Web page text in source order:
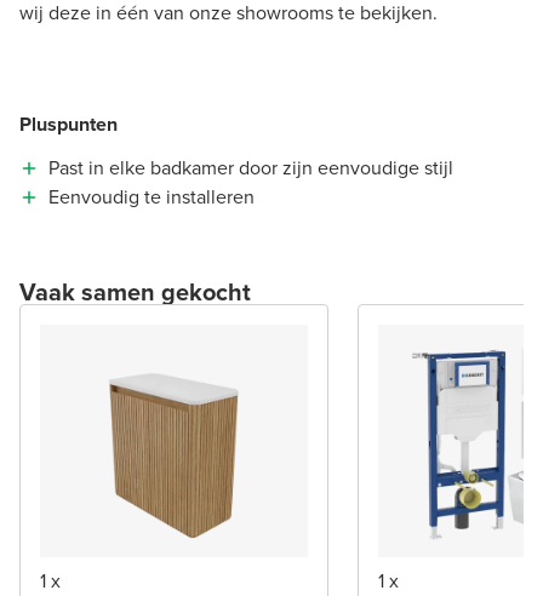
wij deze in één van onze showrooms te bekijken.
Pluspunten
Past in elke badkamer door zijn eenvoudige stijl
Eenvoudig te installeren
Vaak samen gekocht
1 x
1 x